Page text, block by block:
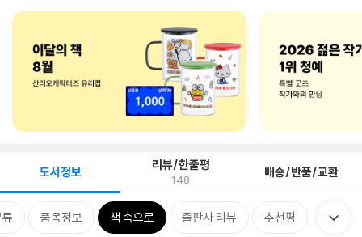
도서정보 리뷰/한줄평
148 배송/반품/교환
품목정보 책 속으로 출판사 리뷰 추천평